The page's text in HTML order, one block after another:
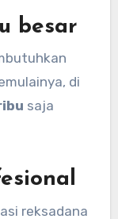
besar
di
saja
reksadana